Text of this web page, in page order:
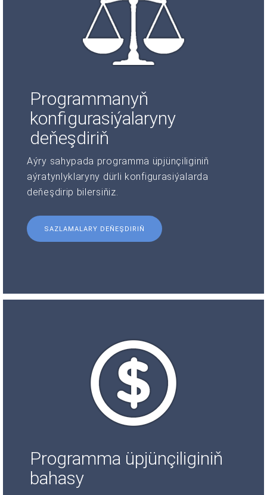
Programmanyň
konfigurasiýalaryny
deňeşdiriň
Aýry sahypada programma üpjünçiliginiň
aýratynlyklaryny dürli konfigurasiýalarda
deňeşdirip bilersiňiz.
SAZLAMALARY DEŇEŞDIRIŇ
Programma üpjünçiliginiň
bahasy